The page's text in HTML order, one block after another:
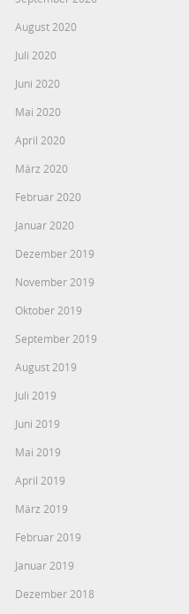
August 2020
Juli 2020
Juni 2020
Mai 2020
April 2020
März 2020
Februar 2020
Januar 2020
Dezember 2019
November 2019
Oktober 2019
September 2019
August 2019
Juli 2019
Juni 2019
Mai 2019
April 2019
März 2019
Februar 2019
Januar 2019
Dezember 2018